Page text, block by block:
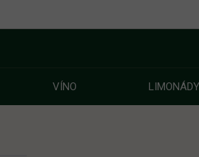
VÍNO LIMONÁDY